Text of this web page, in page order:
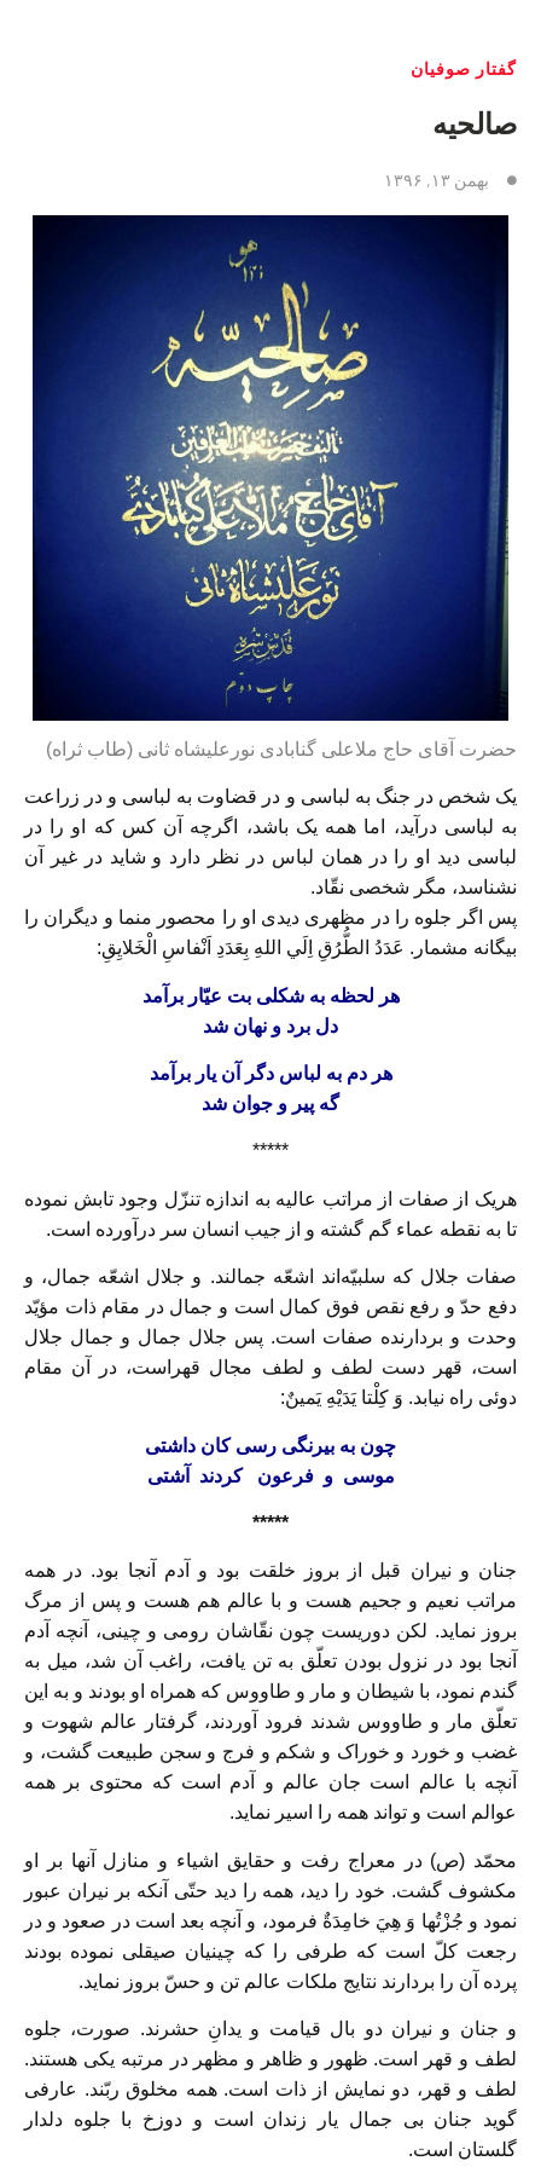
گفتار صوفیان
صالحیه
بهمن ۱۳, ۱۳۹۶
حضرت آقای حاج ملاعلی گنابادی نورعلیشاه ثانی (طاب ثراه)
يک شخص در جنگ به لباسی و در قضاوت به لباسی و در زراعت
به لباسی درآيد، اما همه يک باشد، اگرچه آن كس كه او را در
لباسی ديد او را در همان لباس در نظر دارد و شايد در غير آن
نشناسد، مگر شخصی نقّاد.
پس اگر جلوه را در مظهری ديدی او را محصور منما و ديگران را
بيگانه مشمار. عَدَدُ الطُّرُقِ اِلَي اللهِ بِعَدَدِ اَنْفاسِ الْخَلايِقِ:
هر لحظه به شكلی بت عيّار برآمد
دل برد و نهان شد
هر دم به لباس دگر آن يار برآمد
گه پير و جوان شد
*****
هريک از صفات از مراتب عاليه به اندازه تنزّل وجود تابش نموده
تا به نقطه عماء گم گشته و از جيب انسان سر درآورده است.
صفات جلال كه سلبيّه‌اند اشعّه جمالند. و جلال اشعّه جمال، و
دفع حدّ و رفع نقص فوق كمال است و جمال در مقام ذات مؤيّد
وحدت و بردارنده صفات است. پس جلال جمال و جمال جلال
است، قهر دست لطف و لطف مجال قهراست، در آن مقام
دوئی راه نيابد. وَ كِلْتا يَدَيْهِ يَمينٌ:
چون به بيرنگی رسی كان داشتی
موسی و فرعون كردند آشتی
*****
جنان و نيران قبل از بروز خلقت بود و آدم آنجا بود. در همه
مراتب نعيم و جحيم هست و با عالم هم هست و پس از مرگ
بروز نمايد. لكن دوريست چون نقّاشان رومی و چينی، آنچه آدم
آنجا بود در نزول بودن تعلّق به تن يافت، راغب آن شد، ميل به
گندم نمود، با شيطان و مار و طاووس كه همراه او بودند و به اين
تعلّق مار و طاووس شدند فرود آوردند، گرفتار عالم شهوت و
غضب و خورد و خوراک و شكم و فرج و سجن طبيعت گشت، و
آنچه با عالم است جان عالم و آدم است كه محتوی بر همه
عوالم است و تواند همه را اسير نمايد.
محمّد (ص) در معراج رفت و حقايق اشياء و منازل آنها بر او
مكشوف گشت. خود را ديد، همه را ديد حتّی آنكه بر نيران عبور
نمود و جُزْتُها وَ هِيَ خامِدَةٌ فرمود، و آنچه بعد است در صعود و در
رجعت كلّ است كه طرفی را كه چينيان صيقلی نموده بودند
پرده آن را بردارند نتايج ملكات عالم تن و حسّ بروز نمايد.
و جنان و نيران دو بال قيامت و يدانِ حشرند. صورت، جلوه
لطف و قهر است. ظهور و ظاهر و مظهر در مرتبه يكی هستند.
لطف و قهر، دو نمايش از ذات است. همه مخلوق ربّند. عارفی
گويد جنان بی جمال يار زندان است و دوزخ با جلوه دلدار
گلستان است.